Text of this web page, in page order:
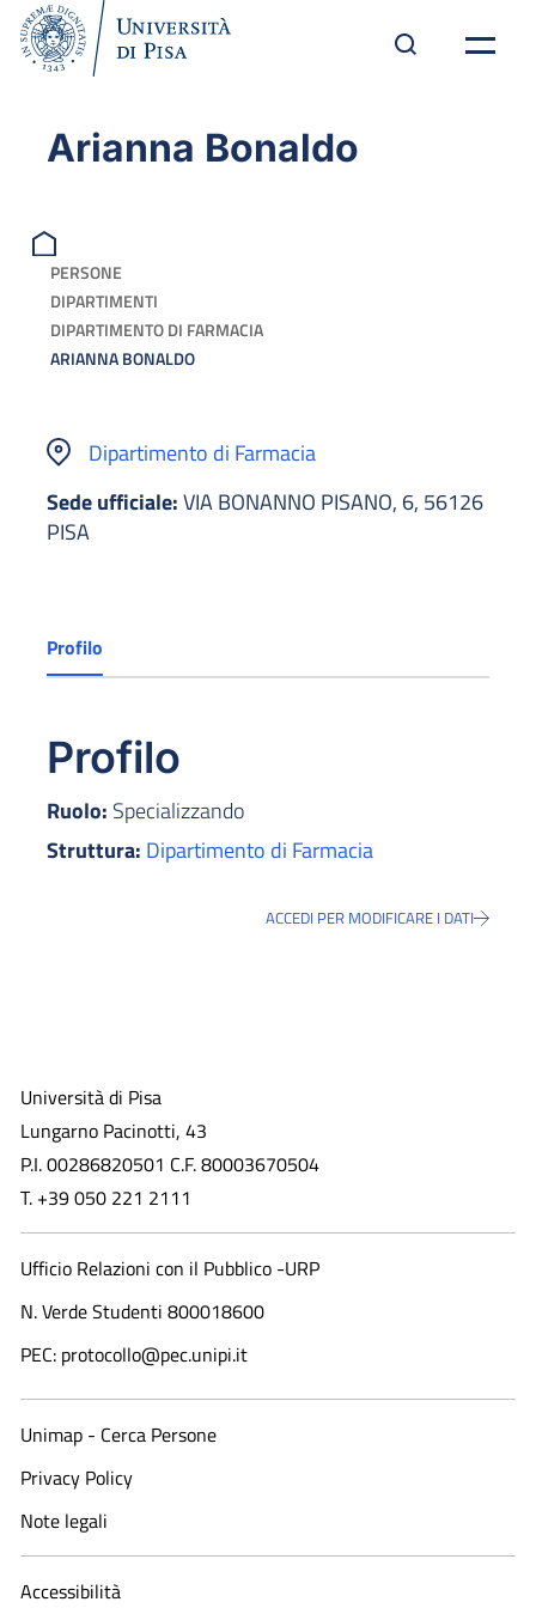
Arianna Bonaldo
PERSONE
DIPARTIMENTI
DIPARTIMENTO DI FARMACIA
ARIANNA BONALDO
Dipartimento di Farmacia
Sede ufficiale:VIA BONANNO PISANO, 6, 56126
PISA
Profilo
Profilo
Ruolo: Specializzando
Struttura: Dipartimento di Farmacia
ACCEDI PER MODIFICARE I DATI
Università di Pisa
Lungarno Pacinotti, 43
P.I. 00286820501 C.F. 80003670504
T. +39 050 221 2111
Ufficio Relazioni con il Pubblico -URP
N. Verde Studenti 800018600​
PEC: protocollo@pec.unipi.it
Unimap - Cerca Persone
Privacy Policy
Note legali
Accessibilità